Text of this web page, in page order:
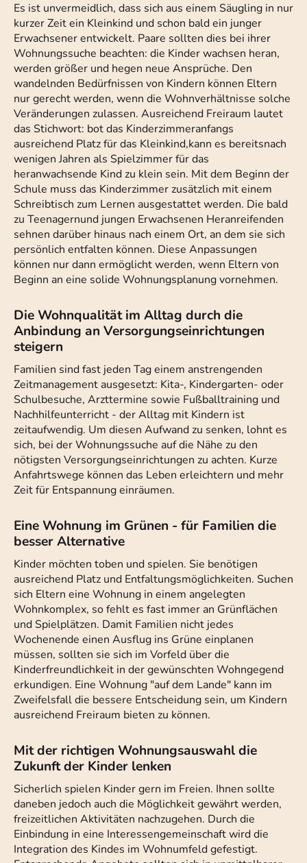
Es ist unvermeidlich, dass sich aus einem Säugling in nur
kurzer Zeit ein Kleinkind und schon bald ein junger
Erwachsener entwickelt. Paare sollten dies bei ihrer
Wohnungssuche beachten: die Kinder wachsen heran,
werden größer und hegen neue Ansprüche. Den
wandelnden Bedürfnissen von Kindern können Eltern
nur gerecht werden, wenn die Wohnverhältnisse solche
Veränderungen zulassen. Ausreichend Freiraum lautet
das Stichwort: bot das Kinderzimmeranfangs
ausreichend Platz für das Kleinkind,kann es bereitsnach
wenigen Jahren als Spielzimmer für das
heranwachsende Kind zu klein sein. Mit dem Beginn der
Schule muss das Kinderzimmer zusätzlich mit einem
Schreibtisch zum Lernen ausgestattet werden. Die bald
zu Teenagernund jungen Erwachsenen Heranreifenden
sehnen darüber hinaus nach einem Ort, an dem sie sich
persönlich entfalten können. Diese Anpassungen
können nur dann ermöglicht werden, wenn Eltern von
Beginn an eine solide Wohnungsplanung vornehmen.
Die Wohnqualität im Alltag durch die
Anbindung an Versorgungseinrichtungen
steigern
Familien sind fast jeden Tag einem anstrengenden
Zeitmanagement ausgesetzt: Kita-, Kindergarten- oder
Schulbesuche, Arzttermine sowie Fußballtraining und
Nachhilfeunterricht - der Alltag mit Kindern ist
zeitaufwendig. Um diesen Aufwand zu senken, lohnt es
sich, bei der Wohnungssuche auf die Nähe zu den
nötigsten Versorgungseinrichtungen zu achten. Kurze
Anfahrtswege können das Leben erleichtern und mehr
Zeit für Entspannung einräumen.
Eine Wohnung im Grünen - für Familien die
besser Alternative
Kinder möchten toben und spielen. Sie benötigen
ausreichend Platz und Entfaltungsmöglichkeiten. Suchen
sich Eltern eine Wohnung in einem angelegten
Wohnkomplex, so fehlt es fast immer an Grünflächen
und Spielplätzen. Damit Familien nicht jedes
Wochenende einen Ausflug ins Grüne einplanen
müssen, sollten sie sich im Vorfeld über die
Kinderfreundlichkeit in der gewünschten Wohngegend
erkundigen. Eine Wohnung "auf dem Lande" kann im
Zweifelsfall die bessere Entscheidung sein, um Kindern
ausreichend Freiraum bieten zu können.
Mit der richtigen Wohnungsauswahl die
Zukunft der Kinder lenken
Sicherlich spielen Kinder gern im Freien. Ihnen sollte
daneben jedoch auch die Möglichkeit gewährt werden,
freizeitlichen Aktivitäten nachzugehen. Durch die
Einbindung in eine Interessengemeinschaft wird die
Integration des Kindes im Wohnumfeld gefestigt.